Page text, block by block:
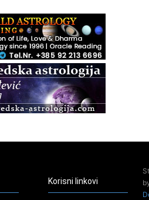
dimenzija Online – otvoreno za
tečaj, Zagreb i Online
Korisni linkovi